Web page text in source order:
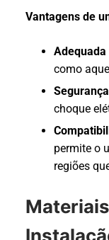
Vantagens de
como
Segurança
choque
permite o
regiões